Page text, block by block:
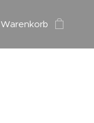
Warenkorb